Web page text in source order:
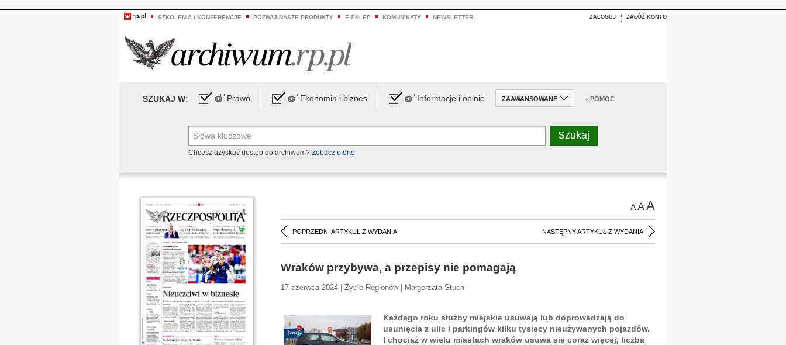
SZKOLENIA I KONFERENCJE POZNAJ NASZE PRODUKTY E-SKLEP KOMUNIKATY NEWSLETTER ZALOGUJ ZAŁÓŻ KONTO
SZUKAJ W: Prawo Ekonomia i biznes Informacje i opinie ZAAWANSOWANE + POMOC
Chcesz uzyskać dostęp do archiwum? Zobacz ofertę
AAA
POPRZEDNI ARTYKUŁ Z WYDANIA NASTĘPNY ARTYKUŁ Z WYDANIA
Wraków przybywa, a przepisy nie pomagają
17 czerwca 2024 | Życie Regionów | Małgorzata Stuch
Każdego roku służby miejskie usuwają lub doprowadzają do
usunięcia z ulic i parkingów kilku tysięcy nieużywanych pojazdów.
I chociaż w wielu miastach wraków usuwa się coraz więcej, liczba